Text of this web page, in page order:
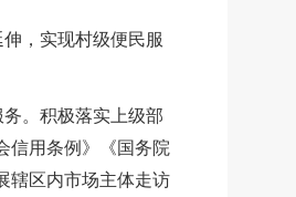
伸，实现村级便民服
务。积极落实上级部
信用条例》《国务院
辖区内市场主体走访